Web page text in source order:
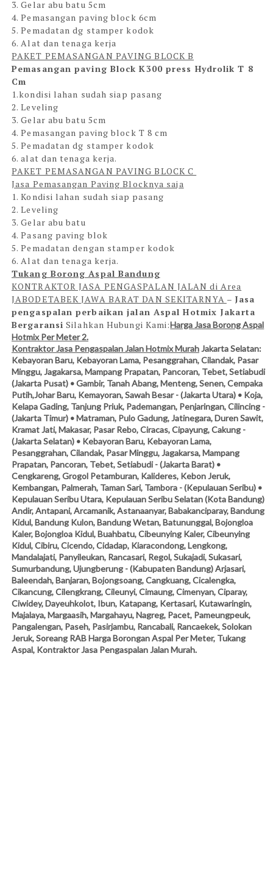
3. Gelar abu batu 5cm
4. Pemasangan paving block 6cm
5. Pemadatan dg stamper kodok
6. Alat dan tenaga kerja
PAKET PEMASANGAN PAVING BLOCK B
Pemasangan paving Block K300 press Hydrolik T 8
Cm
1.kondisi lahan sudah siap pasang
2. Leveling
3. Gelar abu batu 5cm
4. Pemasangan paving block T 8 cm
5. Pemadatan dg stamper kodok
6. alat dan tenaga kerja.
PAKET PEMASANGAN PAVING BLOCK C
Jasa Pemasangan Paving Blocknya saja
1. Kondisi lahan sudah siap pasang
2. Leveling
3. Gelar abu batu
4. Pasang paving blok
5. Pemadatan dengan stamper kodok
6. Alat dan tenaga kerja.
Tukang Borong Aspal Bandung
KONTRAKTOR JASA PENGASPALAN JALAN di Area
JABODETABEK JAWA BARAT DAN SEKITARNYA – Jasa
pengaspalan perbaikan jalan Aspal Hotmix Jakarta
Bergaransi Silahkan Hubungi Kami:Harga JasaBorong Aspal
Hotmix Per Meter 2.
Kontraktor Jasa Pengaspalan Jalan Hotmix Murah Jakarta Selatan:
Kebayoran Baru, Kebayoran Lama, Pesanggrahan, Cilandak, Pasar
Minggu, Jagakarsa, Mampang Prapatan, Pancoran, Tebet, Setiabudi
(Jakarta Pusat) • Gambir, Tanah Abang, Menteng, Senen, Cempaka
Putih,Johar Baru, Kemayoran, Sawah Besar - (Jakarta Utara) • Koja,
Kelapa Gading, Tanjung Priuk, Pademangan, Penjaringan, Cilincing -
(Jakarta Timur) • Matraman, Pulo Gadung, Jatinegara, Duren Sawit,
Kramat Jati, Makasar, Pasar Rebo, Ciracas, Cipayung, Cakung -
(Jakarta Selatan) • Kebayoran Baru, Kebayoran Lama,
Pesanggrahan, Cilandak, Pasar Minggu, Jagakarsa, Mampang
Prapatan, Pancoran, Tebet, Setiabudi - (Jakarta Barat) •
Cengkareng, Grogol Petamburan, Kalideres, Kebon Jeruk,
Kembangan, Palmerah, Taman Sari, Tambora - (Kepulauan Seribu) •
Kepulauan Seribu Utara, Kepulauan Seribu Selatan (Kota Bandung)
Andir, Antapani, Arcamanik, Astanaanyar, Babakanciparay, Bandung
Kidul, Bandung Kulon, Bandung Wetan, Batununggal, Bojongloa
Kaler, Bojongloa Kidul, Buahbatu, Cibeunying Kaler, Cibeunying
Kidul, Cibiru, Cicendo, Cidadap, Kiaracondong, Lengkong,
Mandalajati, Panyileukan, Rancasari, Regol, Sukajadi, Sukasari,
Sumurbandung, Ujungberung - (Kabupaten Bandung) Arjasari,
Baleendah, Banjaran, Bojongsoang, Cangkuang, Cicalengka,
Cikancung, Cilengkrang, Cileunyi, Cimaung, Cimenyan, Ciparay,
Ciwidey, Dayeuhkolot, Ibun, Katapang, Kertasari, Kutawaringin,
Majalaya, Margaasih, Margahayu, Nagreg, Pacet, Pameungpeuk,
Pangalengan, Paseh, Pasirjambu, Rancabali, Rancaekek, Solokan
Jeruk, Soreang RAB Harga Borongan Aspal Per Meter, Tukang
Aspal, Kontraktor Jasa Pengaspalan Jalan Murah.